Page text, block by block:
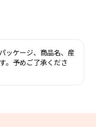
ッケージ、商品名、産
。予めご了承くださ